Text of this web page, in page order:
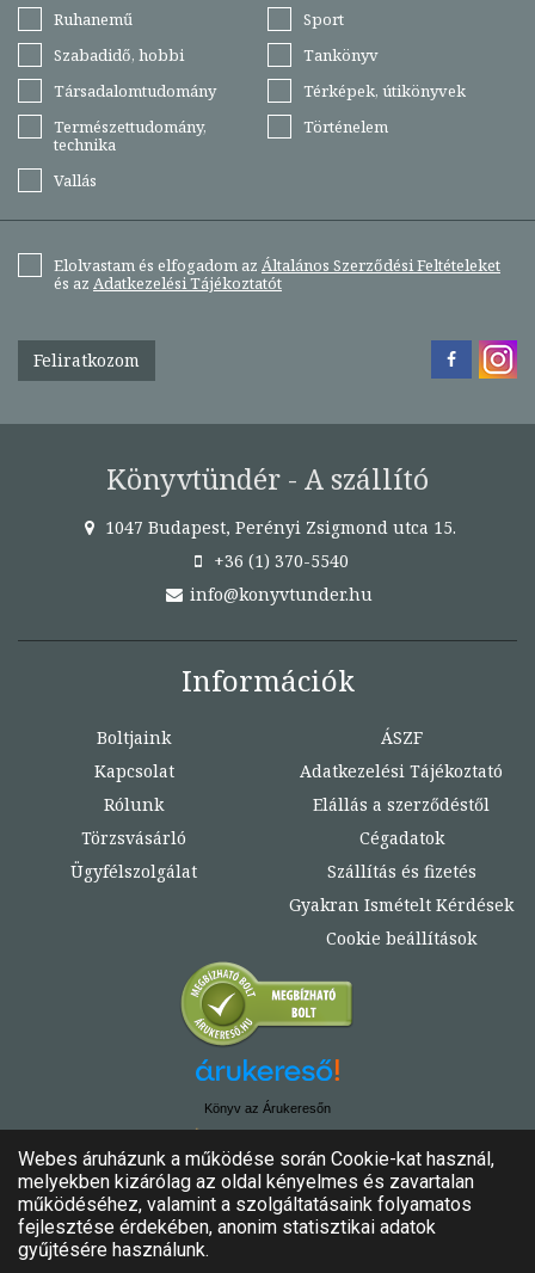
Ruhanemű
Sport
Szabadidő, hobbi
Tankönyv
Társadalomtudomány
Térképek, útikönyvek
Természettudomány,
technika
Történelem
Vallás
Elolvastam és elfogadom az Általános Szerződési Feltételeket
és az Adatkezelési Tájékoztatót
Feliratkozom
Könyvtündér - A szállító
1047 Budapest, Perényi Zsigmond utca 15.
+36 (1) 370-5540
info@konyvtunder.hu
Információk
Boltjaink
Kapcsolat
Rólunk
Törzsvásárló
Ügyfélszolgálat
ÁSZF
Adatkezelési Tájékoztató
Elállás a szerződéstől
Cégadatok
Szállítás és fizetés
Gyakran Ismételt Kérdések
Cookie beállítások
Könyv az Árukeresőn